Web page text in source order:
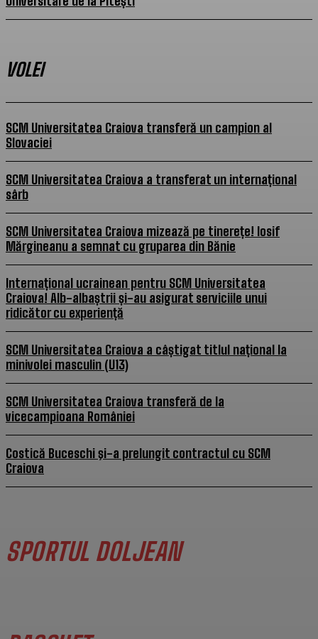
VOLEI
SCM Universitatea Craiova transferă un campion al
Slovaciei
SCM Universitatea Craiova a transferat un internațional
sârb
SCM Universitatea Craiova mizează pe tinerețe! Iosif
Mărgineanu a semnat cu gruparea din Bănie
Internațional ucrainean pentru SCM Universitatea
Craiova! Alb-albaștrii și-au asigurat serviciile unui
ridicător cu experiență
SCM Universitatea Craiova a câștigat titlul național la
minivolei masculin (U13)
SCM Universitatea Craiova transferă de la
vicecampioana României
Costică Buceschi şi-a prelungit contractul cu SCM
Craiova
SPORTUL DOLJEAN